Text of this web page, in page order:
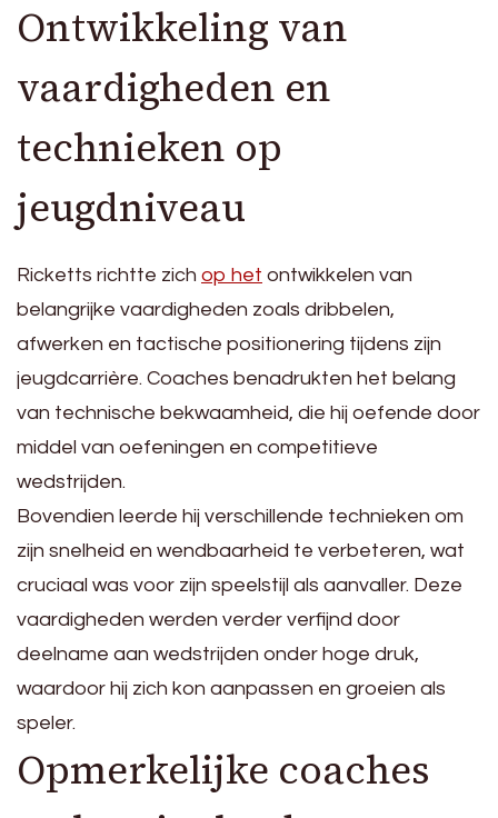
Ontwikkeling van
vaardigheden en
technieken op
jeugdniveau
Ricketts richtte zich op het ontwikkelen van
belangrijke vaardigheden zoals dribbelen,
afwerken en tactische positionering tijdens zijn
jeugdcarrière. Coaches benadrukten het belang
van technische bekwaamheid, die hij oefende door
middel van oefeningen en competitieve
wedstrijden.
Bovendien leerde hij verschillende technieken om
zijn snelheid en wendbaarheid te verbeteren, wat
cruciaal was voor zijn speelstijl als aanvaller. Deze
vaardigheden werden verder verfijnd door
deelname aan wedstrijden onder hoge druk,
waardoor hij zich kon aanpassen en groeien als
speler.
Opmerkelijke coaches